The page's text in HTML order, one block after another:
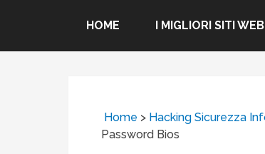
HOME I MIGLIORI SITI WEB
Home > Hacking Sicurezza
Password Bios